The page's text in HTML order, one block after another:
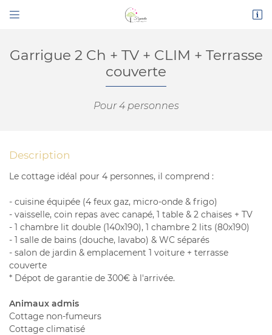
 
04 68 45 16 26
En cochant cette case, vous consentez à recevoir nos propositions
commerciales à l'adresse email indiqué ci-dessus. Vous pouvez vous désinscrire
à tout moment en utilisantle formulaire de désinscription
INSCRIPTION
Garrigue 2 Ch + TV + CLIM + Terrasse
couverte
Pour 4 personnes
Description
Le cottage idéal pour 4 personnes, il comprend :
- cuisine équipée (4 feux gaz, micro-onde & frigo)
- vaisselle, coin repas avec canapé, 1 table & 2 chaises + TV
- 1 chambre lit double (140x190), 1 chambre 2 lits (80x190)
- 1 salle de bains (douche, lavabo) & WC séparés
- salon de jardin & emplacement 1 voiture + terrasse
couverte
* Dépot de garantie de 300€ à l'arrivée.
Animaux admis
Cottage non-fumeurs
Cottage climatisé